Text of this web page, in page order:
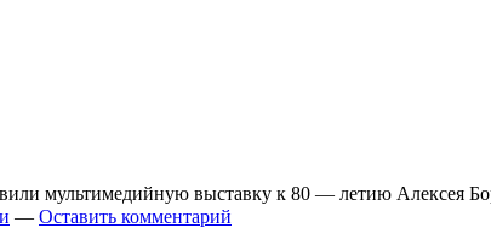
мультимедийную выставку к 80 — летию Алексея
— Оставить комментарий